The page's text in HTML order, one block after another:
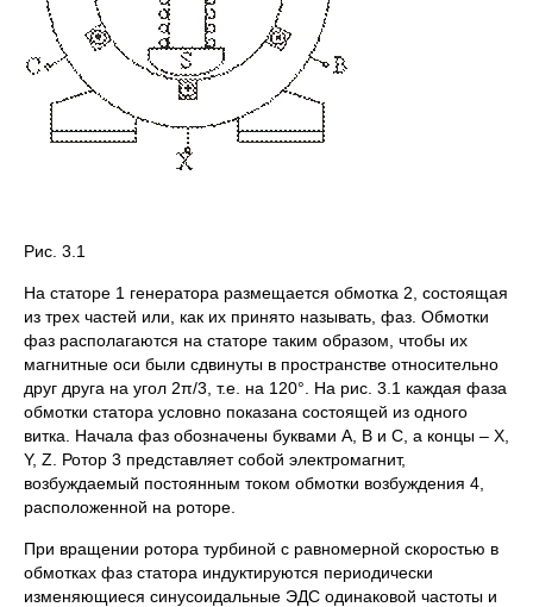
Рис. 3.1
На статоре 1 генератора размещается обмотка 2, состоящая
из трех частей или, как их принято называть, фаз. Обмотки
фаз располагаются на статоре таким образом, чтобы их
магнитные оси были сдвинуты в пространстве относительно
друг друга на угол 2π/3, т.е. на 120°. На рис. 3.1 каждая фаза
обмотки статора условно показана состоящей из одного
витка. Начала фаз обозначены буквами A, B и C, а концы – X,
Y, Z. Ротор 3 представляет собой электромагнит,
возбуждаемый постоянным током обмотки возбуждения 4,
расположенной на роторе.
При вращении ротора турбиной с равномерной скоростью в
обмотках фаз статора индуктируются периодически
изменяющиеся синусоидальные ЭДС одинаковой частоты и